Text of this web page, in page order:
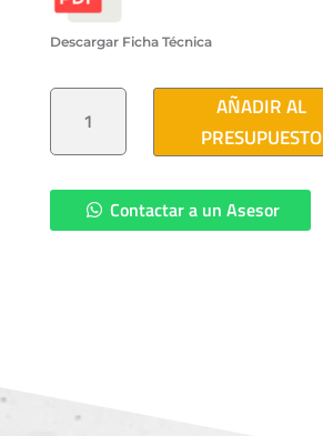
Descargar Ficha Técnica
POSTE
CIRCULAR
M
AÑADIR AL
PRESUPUESTO
Contactar a un Asesor